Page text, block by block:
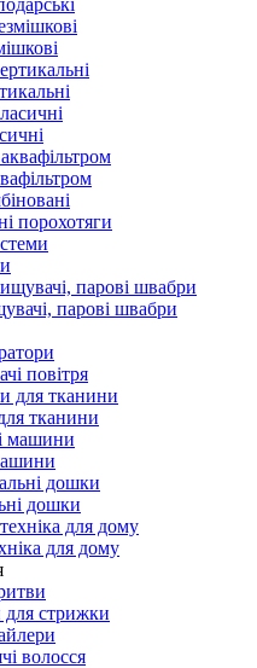
порохотяги
парові швабри
повітря
тканини
дошки
для дому
стрижки
волосся